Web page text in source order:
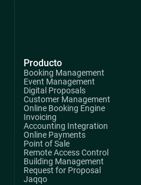
Producto
Booking Management
Event Management
Digital Proposals
Customer Management
Online Booking Engine
Invoicing
Accounting Integration
Online Payments
Point of Sale
Remote Access Control
Building Management
Request for Proposal
Jaqqo